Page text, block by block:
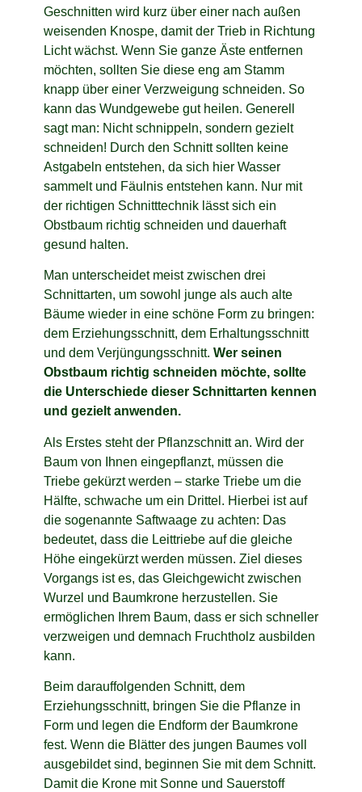
Geschnitten wird kurz über einer nach außen
weisenden Knospe, damit der Trieb in Richtung
Licht wächst. Wenn Sie ganze Äste entfernen
möchten, sollten Sie diese eng am Stamm
knapp über einer Verzweigung schneiden. So
kann das Wundgewebe gut heilen. Generell
sagt man: Nicht schnippeln, sondern gezielt
schneiden! Durch den Schnitt sollten keine
Astgabeln entstehen, da sich hier Wasser
sammelt und Fäulnis entstehen kann. Nur mit
der richtigen Schnitttechnik lässt sich ein
Obstbaum richtig schneiden und dauerhaft
gesund halten.
Man unterscheidet meist zwischen drei
Schnittarten, um sowohl junge als auch alte
Bäume wieder in eine schöne Form zu bringen:
dem Erziehungsschnitt, dem Erhaltungsschnitt
und dem Verjüngungsschnitt. Wer seinen
Obstbaum richtig schneiden möchte, sollte
die Unterschiede dieser Schnittarten kennen
und gezielt anwenden.
Als Erstes steht der Pflanzschnitt an. Wird der
Baum von Ihnen eingepflanzt, müssen die
Triebe gekürzt werden – starke Triebe um die
Hälfte, schwache um ein Drittel. Hierbei ist auf
die sogenannte Saftwaage zu achten: Das
bedeutet, dass die Leittriebe auf die gleiche
Höhe eingekürzt werden müssen. Ziel dieses
Vorgangs ist es, das Gleichgewicht zwischen
Wurzel und Baumkrone herzustellen. Sie
ermöglichen Ihrem Baum, dass er sich schneller
verzweigen und demnach Fruchtholz ausbilden
kann.
Beim darauffolgenden Schnitt, dem
Erziehungsschnitt, bringen Sie die Pflanze in
Form und legen die Endform der Baumkrone
fest. Wenn die Blätter des jungen Baumes voll
ausgebildet sind, beginnen Sie mit dem Schnitt.
Damit die Krone mit Sonne und Sauerstoff